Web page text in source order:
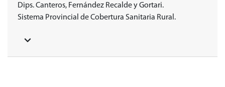
Dips. Canteros, Fernández Recalde y Gortari.
Sistema Provincial de Cobertura Sanitaria Rural.